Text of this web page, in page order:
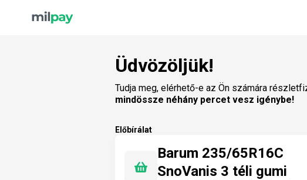
Üdvözöljük!
Tudja meg, elérhető-e az Ön számára
mindössze néhány percet vesz igénybe!
Előbírálat
Barum 235/65R16C
SnoVanis 3 téli gumi